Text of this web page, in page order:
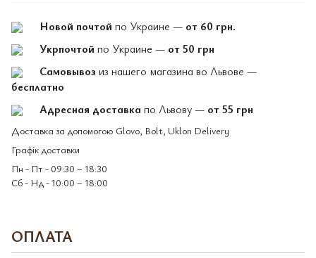
Новой почтой по Украине — от 60 грн.
Укрпочтой по Украине — от 50 грн
Самовывоз из нашего магазина во Львове —
бесплатно
Адресная доставка по Львову — от 55 грн
Доставка за допомогою Glovo, Bolt, Uklon Delivery
Графік доставки
Пн - Пт - 09:30 – 18:30
Сб - Нд - 10:00 – 18:00
ОПЛАТА